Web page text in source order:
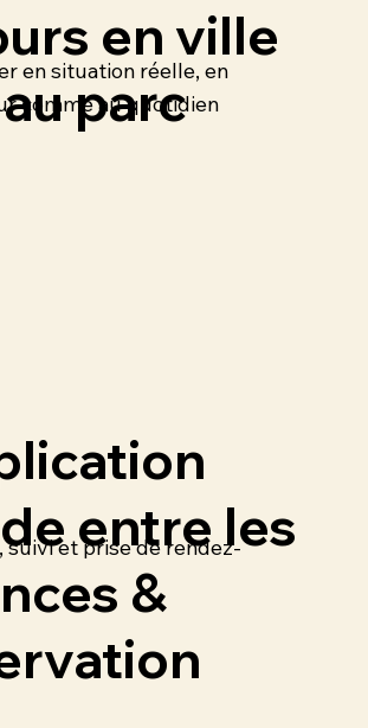
en ville
parc
en situation réelle, en
comme au quotidien
entre les
&
suivi et prise de rendez-